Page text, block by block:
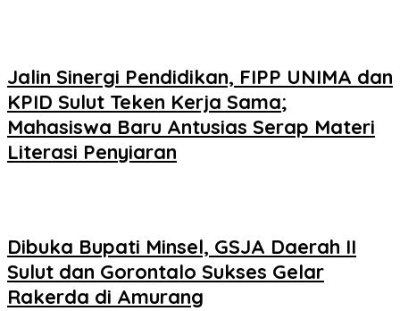
Jalin Sinergi Pendidikan, FIPP UNIMA dan
KPID Sulut Teken Kerja Sama;
Mahasiswa Baru Antusias Serap Materi
Literasi Penyiaran
Dibuka Bupati Minsel, GSJA Daerah II
Sulut dan Gorontalo Sukses Gelar
Rakerda di Amurang